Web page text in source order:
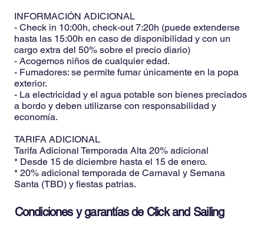
Condiciones y garantías de Click and Sailing
INFORMACIÓN ADICIONAL
- Check in 10:00h, check-out 7:20h (puede extenderse
hasta las 15:00h en caso de disponibilidad y con un
cargo extra del 50% sobre el precio diario)
- Acogemos niños de cualquier edad.
- Fumadores: se permite fumar únicamente en la popa
exterior.
- La electricidad y el agua potable son bienes preciados
a bordo y deben utilizarse con responsabilidad y
economía.
TARIFA ADICIONAL
Tarifa Adicional Temporada Alta 20% adicional
* Desde 15 de diciembre hasta el 15 de enero.
* 20% adicional temporada de Carnaval y Semana
Santa (TBD) y fiestas patrias.